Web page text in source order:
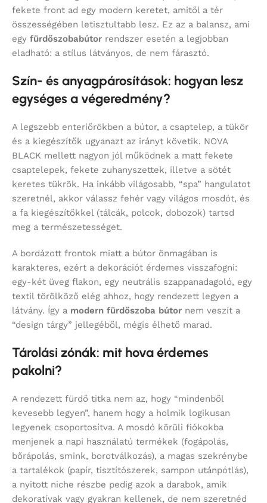
fekete front ad egy modern keretet, amitől a tér
összességében letisztultabb lesz. Ez az a balansz, ami
egy fürdőszobabútor rendszer esetén a legjobban
eladható: a stílus látványos, de nem fárasztó.
Szín- és anyagpárosítások: hogyan lesz
egységes a végeredmény?
A legszebb enteriőrökben a bútor, a csaptelep, a tükör
és a kiegészítők ugyanazt az irányt követik. NOVA
BLACK mellett nagyon jól működnek a matt fekete
csaptelepek, fekete zuhanyszettek, illetve a sötét
keretes tükrök. Ha inkább világosabb, “spa” hangulatot
szeretnél, akkor válassz fehér vagy világos mosdót, és
a fa kiegészítőkkel (tálcák, polcok, dobozok) tartsd
meg a természetességet.
A bordázott frontok miatt a bútor önmagában is
karakteres, ezért a dekorációt érdemes visszafogni:
egy-két üveg flakon, egy neutrális szappanadagoló, egy
textil törölköző elég ahhoz, hogy rendezett legyen a
látvány. Így a modern fürdőszoba bútor nem veszít a
“design tárgy” jellegéből, mégis élhető marad.
Tárolási zónák: mit hova érdemes
pakolni?
A rendezett fürdő titka nem az, hogy “mindenből
kevesebb legyen”, hanem hogy a holmik logikusan
legyenek csoportosítva. A mosdó körüli fiókokba
menjenek a napi használatú termékek (fogápolás,
bőrápolás, smink, borotválkozás), a magas szekrénybe
a tartalékok (papír, tisztítószerek, sampon utánpótlás),
a nyitott niche részbe pedig azok a darabok, amik
dekoratívak vagy gyakran kellenek, de nem szeretnéd